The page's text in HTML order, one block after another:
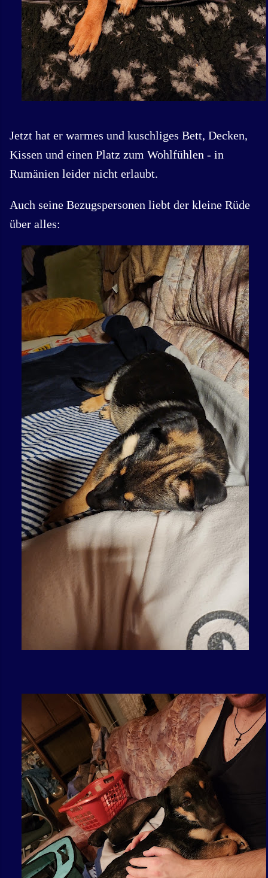
Jetzt hat er warmes und kuschliges Bett, Decken,
Kissen und einen Platz zum Wohlfühlen - in
Rumänien leider nicht erlaubt.
Auch seine Bezugspersonen liebt der kleine Rüde
über alles: